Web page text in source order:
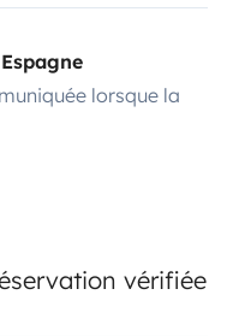
lorsque la
vérifiée